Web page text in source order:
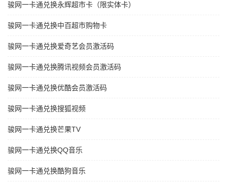
骏网一卡通兑换永辉超市卡（限实体卡）
骏网一卡通兑换中百超市购物卡
骏网一卡通兑换爱奇艺会员激活码
骏网一卡通兑换腾讯视频会员激活码
骏网一卡通兑换优酷会员激活码
骏网一卡通兑换搜狐视频
骏网一卡通兑换芒果TV
骏网一卡通兑换QQ音乐
骏网一卡通兑换酷狗音乐